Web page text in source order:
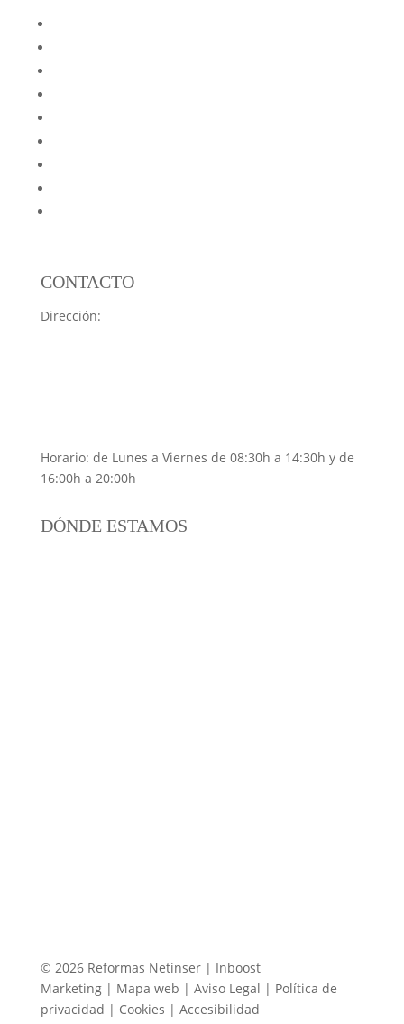
CONTACTO
Dirección:
Horario: de Lunes a Viernes de 08:30h a 14:30h y de
16:00h a 20:00h
DÓNDE ESTAMOS
© 2026 Reformas Netinser | Inboost
Marketing| Mapa web | Aviso Legal | Política de
privacidad | Cookies | Accesibilidad